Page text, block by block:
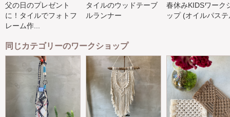
父の日のプレゼント
に！タイルでフォトフ
レーム作...
タイルのウッドテーブ
ルランナー
春休みKIDSワーク
ップ (オイルパス
同じカテゴリーのワークショップ